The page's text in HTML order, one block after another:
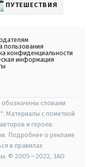
ПУТЕШЕСТВИЯ
пользования
конфиденциальности
информация
словами
Материалы с пометкой
и героев.
Подробнее о рекламе
в правилах
© 2005—2022, ЗАО